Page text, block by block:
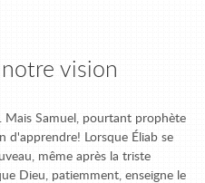
vision
Mais Samuel, pourtant prophète
d'apprendre! Lorsque Éliab se
même après la triste
Dieu, patiemment, enseigne le